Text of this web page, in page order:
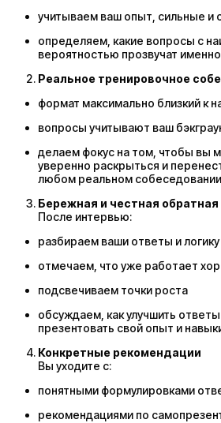
учитываем ваш опыт, сильные и
определяем, какие вопросы с
вероятностью прозвучат
Реальное тренировочное
формат максимально близкий к
вопросы учитывают ваш
делаем фокус на том, чтобы вы
уверенно раскрыться и
любом реальном собеседовании
Беpежная и честная обратная
После интервью:
разбираем ваши ответы и
отмечаем, что уже работает
подсвечиваем точки роста
обсуждаем, как улучшить ответы
презентовать свой опыт и
Конкретные рекомендации
Вы уходите с:
понятными формулировками
рекомендациями по